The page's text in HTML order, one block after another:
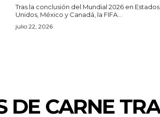
Tras la conclusión del Mundial 2026 en Estados
Unidos, México y Canadá, la FIFA...
julio 22, 2026